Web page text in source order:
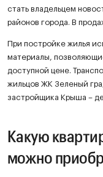
стать владельцем
районов города. В
При постройке жилья
материалы,
доступной цене.
жильцов ЖК Зеленый
застройщика Крыша –
Какую
можно